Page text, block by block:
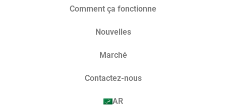
Comment ça fonctionne
Nouvelles
Marché​
Contactez-nous
AR